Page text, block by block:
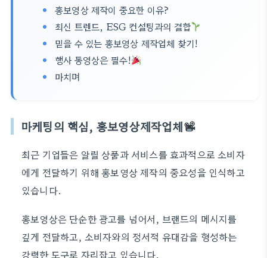
홍보영상 제작이 중요한 이유?
최신 트렌드, ESG 컨설팅과의 결합
믿을 수 있는 홍보영상 제작업체 찾기!
행사 동영상은 필수!
마치며
마케팅의 핵심, 홍보영상제작업체
최근 기업들은 알릴 상품과 서비스를 효과적으로 소비자
에게 전달하기 위해 홍보영상 제작의 중요성을 인식하고
있습니다.
홍보영상은 단순한 광고를 넘어서, 브랜드의 메시지를
깊게 전달하고, 소비자와의 정서적 유대감을 형성하는
강력한 도구로 자리잡고 있습니다.